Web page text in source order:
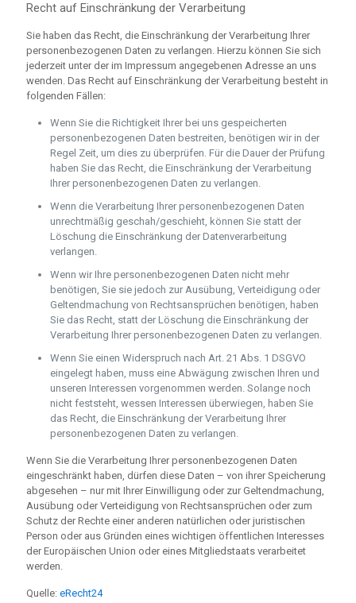
Recht auf Einschränkung der Verarbeitung
Sie haben das Recht, die Einschränkung der Verarbeitung Ihrer
personenbezogenen Daten zu verlangen. Hierzu können Sie sich
jederzeit unter der im Impressum angegebenen Adresse an uns
wenden. Das Recht auf Einschränkung der Verarbeitung besteht in
folgenden Fällen:
Wenn Sie die Richtigkeit Ihrer bei uns gespeicherten
personenbezogenen Daten bestreiten, benötigen wir in der
Regel Zeit, um dies zu überprüfen. Für die Dauer der Prüfung
haben Sie das Recht, die Einschränkung der Verarbeitung
Ihrer personenbezogenen Daten zu verlangen.
Wenn die Verarbeitung Ihrer personenbezogenen Daten
unrechtmäßig geschah/geschieht, können Sie statt der
Löschung die Einschränkung der Datenverarbeitung
verlangen.
Wenn wir Ihre personenbezogenen Daten nicht mehr
benötigen, Sie sie jedoch zur Ausübung, Verteidigung oder
Geltendmachung von Rechtsansprüchen benötigen, haben
Sie das Recht, statt der Löschung die Einschränkung der
Verarbeitung Ihrer personenbezogenen Daten zu verlangen.
Wenn Sie einen Widerspruch nach Art. 21 Abs. 1 DSGVO
eingelegt haben, muss eine Abwägung zwischen Ihren und
unseren Interessen vorgenommen werden. Solange noch
nicht feststeht, wessen Interessen überwiegen, haben Sie
das Recht, die Einschränkung der Verarbeitung Ihrer
personenbezogenen Daten zu verlangen.
Wenn Sie die Verarbeitung Ihrer personenbezogenen Daten
eingeschränkt haben, dürfen diese Daten – von ihrer Speicherung
abgesehen – nur mit Ihrer Einwilligung oder zur Geltendmachung,
Ausübung oder Verteidigung von Rechtsansprüchen oder zum
Schutz der Rechte einer anderen natürlichen oder juristischen
Person oder aus Gründen eines wichtigen öffentlichen Interesses
der Europäischen Union oder eines Mitgliedstaats verarbeitet
werden.
Quelle: eRecht24